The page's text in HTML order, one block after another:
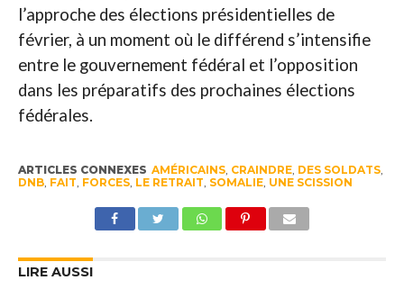
l’approche des élections présidentielles de
février, à un moment où le différend s’intensifie
entre le gouvernement fédéral et l’opposition
dans les préparatifs des prochaines élections
fédérales.
ARTICLES CONNEXES AMÉRICAINS, CRAINDRE, DES SOLDATS,
DNB, FAIT FORCES, LE RETRAIT SOMALIE, UNE SCISSION
LIRE AUSSI